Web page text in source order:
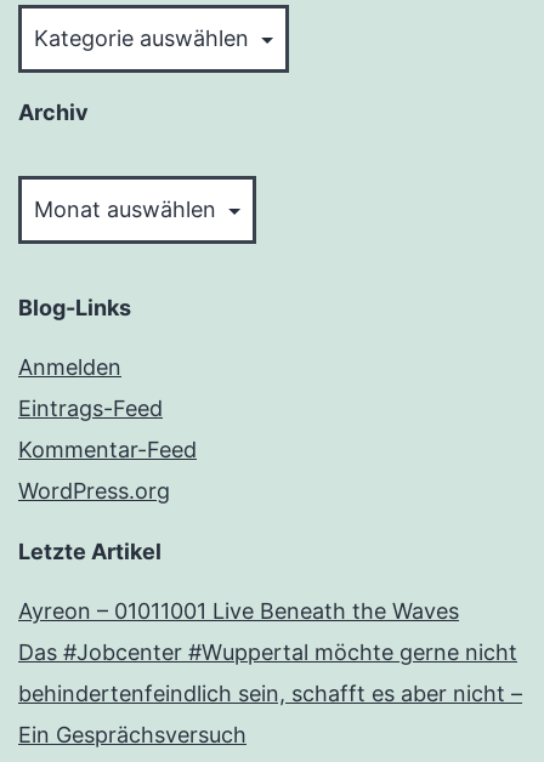
Archiv
Blog-Links
Anmelden
Eintrags-Feed
Kommentar-Feed
WordPress.org
Letzte Artikel
Ayreon – 01011001 Live Beneath the Waves
Das #Jobcenter #Wuppertal möchte gerne nicht
behindertenfeindlich sein, schafft es aber nicht –
Ein Gesprächsversuch